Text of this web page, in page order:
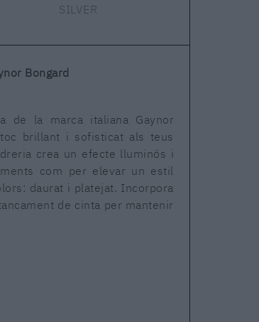
SILVER
Bongard
de la marca italiana Gaynor
brillant i sofisticat als teus
crea un efecte lluminós i
com per elevar un estil
daurat i platejat. Incorpora
de cinta per mantenir